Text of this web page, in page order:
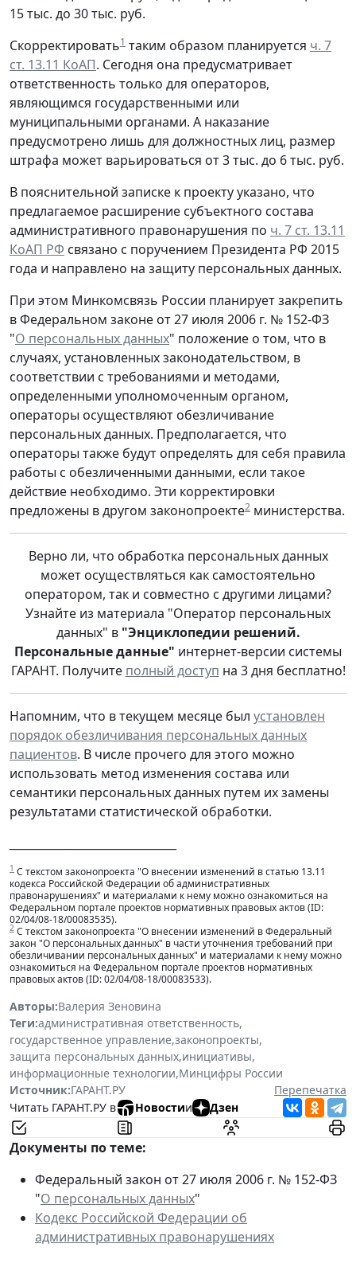
15 тыс. до 30 тыс. руб.
Скорректировать1 таким образом планируется ч. 7
ст. 13.11 КоАП. Сегодня она предусматривает
ответственность только для операторов,
являющимся государственными или
муниципальными органами. А наказание
предусмотрено лишь для должностных лиц, размер
штрафа может варьироваться от 3 тыс. до 6 тыс. руб.
В пояснительной записке к проекту указано, что
предлагаемое расширение субъектного состава
административного правонарушения по ч. 7 ст. 13.11
КоАП РФ связано с поручением Президента РФ 2015
года и направлено на защиту персональных данных.
При этом Минкомсвязь России планирует закрепить
в Федеральном законе от 27 июля 2006 г. № 152-ФЗ
"О персональных данных" положение о том, что в
случаях, установленных законодательством, в
соответствии с требованиями и методами,
определенными уполномоченным органом,
операторы осуществляют обезличивание
персональных данных. Предполагается, что
операторы также будут определять для себя правила
работы с обезличенными данными, если такое
действие необходимо. Эти корректировки
предложены в другом законопроекте2 министерства.
Верно ли, что обработка персональных данных
может осуществляться как самостоятельно
оператором, так и совместно с другими лицами?
Узнайте из материала "Оператор персональных
данных" в "Энциклопедии решений.
Персональные данные" интернет-версии системы
ГАРАНТ. Получите полный доступ на 3 дня бесплатно!
Напомним, что в текущем месяце был установлен
порядок обезличивания персональных данных
пациентов. В числе прочего для этого можно
использовать метод изменения состава или
семантики персональных данных путем их замены
результатами статистической обработки.
1 С текстом законопроекта "О внесении изменений в статью 13.11
кодекса Российской Федерации об административных
правонарушениях" и материалами к нему можно ознакомиться на
Федеральном портале проектов нормативных правовых актов (ID:
02/04/08-18/00083535).
2 С текстом законопроекта "О внесении изменений в Федеральный
закон "О персональных данных" в части уточнения требований при
обезличивании персональных данных" и материалами к нему можно
ознакомиться на Федеральном портале проектов нормативных
правовых актов (ID: 02/04/08-18/00083533).
Авторы:Валерия Зеновина
Теги:административная ответственность,
государственное управление,законопроекты,
защита персональных данных,инициативы,
информационные технологии,Минцифры России
Источник:ГАРАНТ.РУ
Перепечатка
Читать ГАРАНТ.РУ в
Новостии Дзен
Документы по теме:
Федеральный закон от 27 июля 2006 г. № 152-ФЗ
"О персональных данных"
Кодекс Российской Федерации об
административных правонарушениях